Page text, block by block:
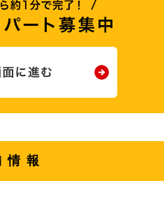
情報